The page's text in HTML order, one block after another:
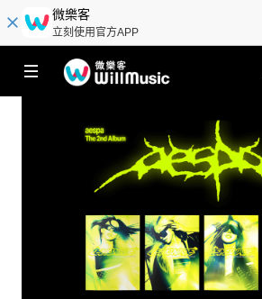
微樂客
立刻使用官方APP